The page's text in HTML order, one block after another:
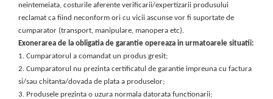
LG
Nokia
Samsung
Sony
Display
Acer
neintemeiata, costurile aferente verificarii/expertizarii produsului
reclamat ca fiind neconform ori cu vicii ascunse vor fi suportate de
cumparator (transport, manipulare, manopera etc).
Exonerarea de la obligatia de garantie opereaza in urmatoarele situatii:
1. Cumparatorul a comandat un produs gresit;
2. Cumparatorul nu prezinta certificatul de garantie impreuna cu factura
si/sau chitanta/dovada de plata a produselor;
3. Produsele prezinta o uzura normala datorata functionarii;